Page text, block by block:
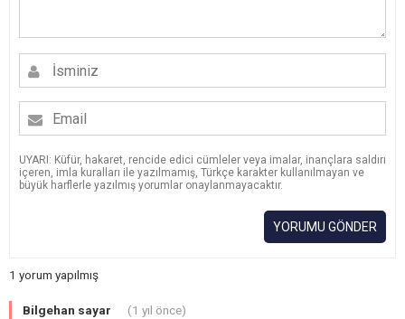
UYARI: Küfür, hakaret, rencide edici cümleler veya imalar, inançlara saldırı
içeren, imla kuralları ile yazılmamış, Türkçe karakter kullanılmayan ve
büyük harflerle yazılmış yorumlar onaylanmayacaktır.
YORUMU GÖNDER
1 yorum yapılmış
Bilgehan sayar
(1 yıl önce)